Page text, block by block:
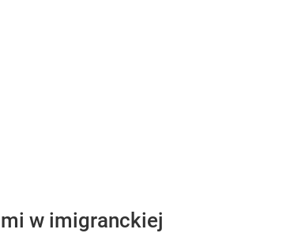
w imigranckiej